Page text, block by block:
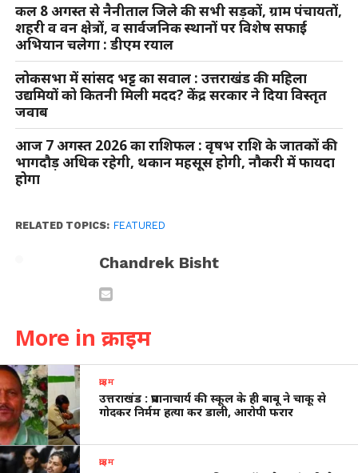
कल 8 अगस्त से नैनीताल जिले की सभी सड़कों, ग्राम पंचायतों,
शहरी व वन क्षेत्रों, व सार्वजनिक स्थानों पर विशेष सफाई
अभियान चलेगा : डीएम रयाल
लोकसभा में सांसद भट्ट का सवाल : उत्तराखंड की महिला
उद्यमियों को कितनी मिली मदद? केंद्र सरकार ने दिया विस्तृत
जवाब
आज 7 अगस्त 2026 का राशिफल : वृषभ राशि के जातकों की
भागदौड़ अधिक रहेगी, थकान महसूस होगी, नौकरी में फायदा
होगा
RELATED TOPICS: FEATURED
Chandrek Bisht
More in क्राइम
क्राइम
उत्तराखंड : प्रधानाचार्य की स्कूल के ही बाबू ने चाकू से
गोदकर निर्मम हत्या कर डाली, आरोपी फरार
क्राइम